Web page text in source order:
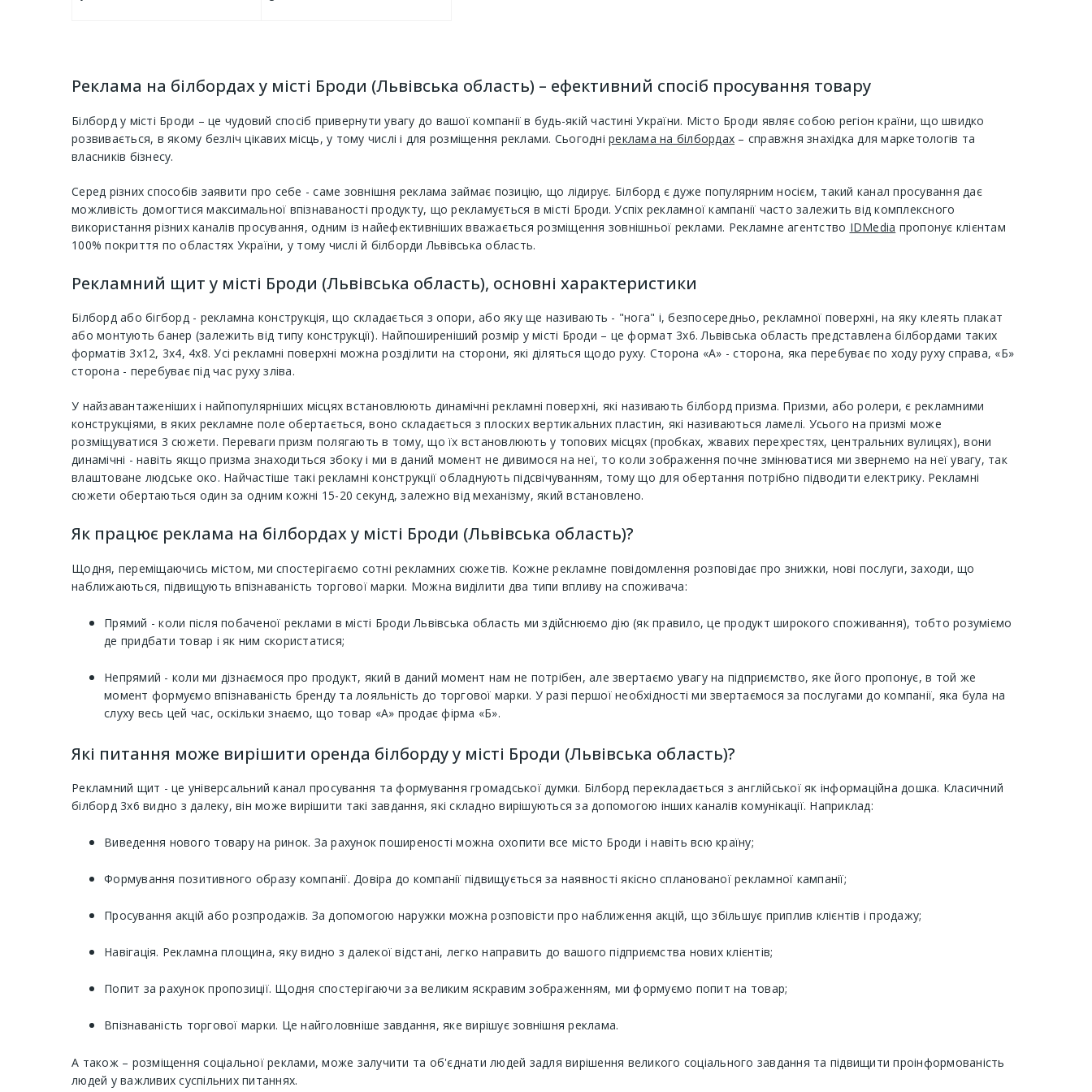
Реклама на білбордах у місті Броди (Львівська область) – ефективний спосіб просування товару
Білборд у місті Броди – це чудовий спосіб привернути увагу до вашої компанії в будь-якій частині України. Місто Броди являє собою регіон країни, що швидко
розвивається, в якому безліч цікавих місць, у тому числі і для розміщення реклами. Сьогодні реклама на білбордах – справжня знахідка для маркетологів та
власників бізнесу.
Серед різних способів заявити про себе - саме зовнішня реклама займає позицію, що лідирує. Білборд є дуже популярним носієм, такий канал просування дає
можливість домогтися максимальної впізнаваності продукту, що рекламується в місті Броди. Успіх рекламної кампанії часто залежить від комплексного
використання різних каналів просування, одним із найефективніших вважається розміщення зовнішньої реклами. Рекламне агентство IDMedia пропонує клієнтам
100% покриття по областях України, у тому числі й білборди Львівська область.
Рекламний щит у місті Броди (Львівська область), основні характеристики
Білборд або бігборд - рекламна конструкція, що складається з опори, або яку ще називають - "нога" і, безпосередньо, рекламної поверхні, на яку клеять плакат
або монтують банер (залежить від типу конструкції). Найпоширеніший розмір у місті Броди – це формат 3х6. Львівська область представлена ​​білбордами таких
форматів 3х12, 3х4, 4х8. Усі рекламні поверхні можна розділити на сторони, які діляться щодо руху. Сторона «А» - сторона, яка перебуває по ходу руху справа, «Б»
сторона - перебуває під час руху зліва.
У найзавантаженіших і найпопулярніших місцях встановлюють динамічні рекламні поверхні, які називають білборд призма. Призми, або ролери, є рекламними
конструкціями, в яких рекламне поле обертається, воно складається з плоских вертикальних пластин, які називаються ламелі. Усього на призмі може
розміщуватися 3 сюжети. Переваги призм полягають в тому, що їх встановлюють у топових місцях (пробках, жвавих перехрестях, центральних вулицях), вони
динамічні - навіть якщо призма знаходиться збоку і ми в даний момент не дивимося на неї, то коли зображення почне змінюватися ми звернемо на неї увагу, так
влаштоване людське око. Найчастіше такі рекламні конструкції обладнують підсвічуванням, тому що для обертання потрібно підводити електрику. Рекламні
сюжети обертаються один за одним кожні 15-20 секунд, залежно від механізму, який встановлено.
Як працює реклама на білбордах у місті Броди (Львівська область)?
Щодня, переміщаючись містом, ми спостерігаємо сотні рекламних сюжетів. Кожне рекламне повідомлення розповідає про знижки, нові послуги, заходи, що
наближаються, підвищують впізнаваність торгової марки. Можна виділити два типи впливу на споживача:
Прямий - коли після побаченої реклами в місті Броди Львівська область ми здійснюємо дію (як правило, це продукт широкого споживання), тобто розуміємо
де придбати товар і як ним скористатися;
Непрямий - коли ми дізнаємося про продукт, який в даний момент нам не потрібен, але звертаємо увагу на підприємство, яке його пропонує, в той же
момент формуємо впізнаваність бренду та лояльність до торгової марки. У разі першої необхідності ми звертаємося за послугами до компанії, яка була на
слуху весь цей час, оскільки знаємо, що товар «А» продає фірма «Б».
Які питання може вирішити оренда білборду у місті Броди (Львівська область)?
Рекламний щит - це універсальний канал просування та формування громадської думки. Білборд перекладається з англійської як інформаційна дошка. Класичний
білборд 3х6 видно з далеку, він може вирішити такі завдання, які складно вирішуються за допомогою інших каналів комунікації. Наприклад:
Виведення нового товару на ринок. За рахунок поширеності можна охопити все місто Броди і навіть всю країну;
Формування позитивного образу компанії. Довіра до компанії підвищується за наявності якісно спланованої рекламної кампанії;
Просування акцій або розпродажів. За допомогою наружки можна розповісти про наближення акцій, що збільшує приплив клієнтів і продажу;
Навігація. Рекламна площина, яку видно з далекої відстані, легко направить до вашого підприємства нових клієнтів;
Попит за рахунок пропозиції. Щодня спостерігаючи за великим яскравим зображенням, ми формуємо попит на товар;
Впізнаваність торгової марки. Це найголовніше завдання, яке вирішує зовнішня реклама.
А також – розміщення соціальної реклами, може залучити та об'єднати людей задля вирішення великого соціального завдання та підвищити проінформованість
людей у ​​важливих суспільних питаннях.